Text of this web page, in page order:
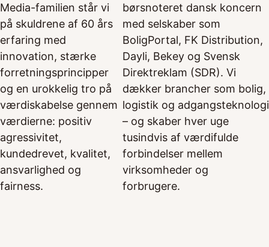
Media-familien står vi
på skuldrene af 60 års
erfaring med
innovation, stærke
forretningsprincipper
og en urokkelig tro på
værdiskabelse gennem
værdierne: positiv
agressivitet,
kundedrevet, kvalitet,
ansvarlighed og
fairness.
børsnoteret dansk koncern
med selskaber som
BoligPortal, FK Distribution,
Dayli, Bekey og Svensk
Direktreklam (SDR). Vi
dækker brancher som bolig,
logistik og adgangsteknologi
– og skaber hver uge
tusindvis af værdifulde
forbindelser mellem
virksomheder og
forbrugere.